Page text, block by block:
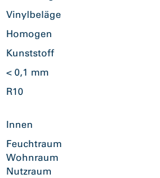
Vinylbeläge
Homogen
Kunststoff
< 0,1 mm
R10
Innen
Feuchtraum
Wohnraum
Nutzraum